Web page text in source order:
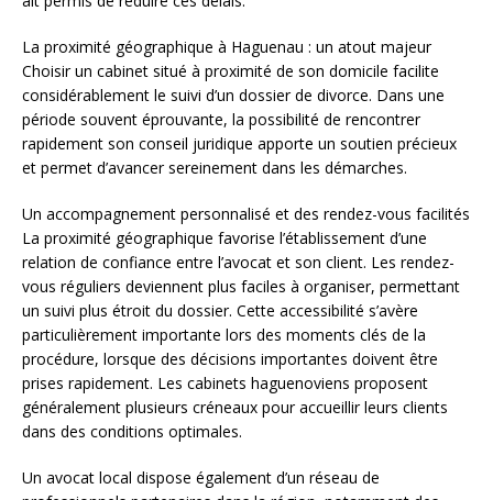
La proximité géographique à Haguenau : un atout majeur
Choisir un cabinet situé à proximité de son domicile facilite
considérablement le suivi d’un dossier de divorce. Dans une
période souvent éprouvante, la possibilité de rencontrer
rapidement son conseil juridique apporte un soutien précieux
et permet d’avancer sereinement dans les démarches.
Un accompagnement personnalisé et des rendez-vous facilités
La proximité géographique favorise l’établissement d’une
relation de confiance entre l’avocat et son client. Les rendez-
vous réguliers deviennent plus faciles à organiser, permettant
un suivi plus étroit du dossier. Cette accessibilité s’avère
particulièrement importante lors des moments clés de la
procédure, lorsque des décisions importantes doivent être
prises rapidement. Les cabinets haguenoviens proposent
généralement plusieurs créneaux pour accueillir leurs clients
dans des conditions optimales.
Un avocat local dispose également d’un réseau de